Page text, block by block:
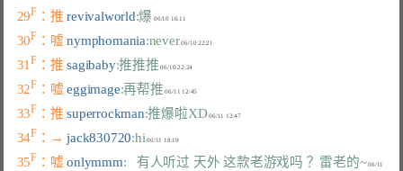
29F ：推 revivalworld:爆
30F ：嘘 nymphomania:never
31F ：推 sagibaby:推推推
32F ：嘘 eggimage:再帮推
33F ：推 superrockman:推爆啦XD 06/11 12:47
34F ：→ jack830720:hi 06/11 18:19
35F ：嘘 onlymmm:   有人听过 天外 这款老游戏吗？ 雷老的~ 06/11